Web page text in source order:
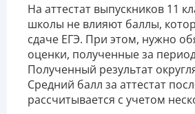
На аттестат выпускников 11
школы не влияют баллы,
сдаче ЕГЭ. При этом, нужно
оценки, полученные за
Полученный результат
Средний балл за аттестат
рассчитывается с учетом